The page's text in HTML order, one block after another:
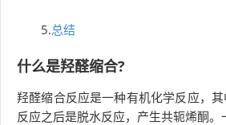
5.总结
什么是羟醛缩合?
羟醛缩合反应是一种有机化学反应，
反应之后是脱水反应，产生共轭烯酮。